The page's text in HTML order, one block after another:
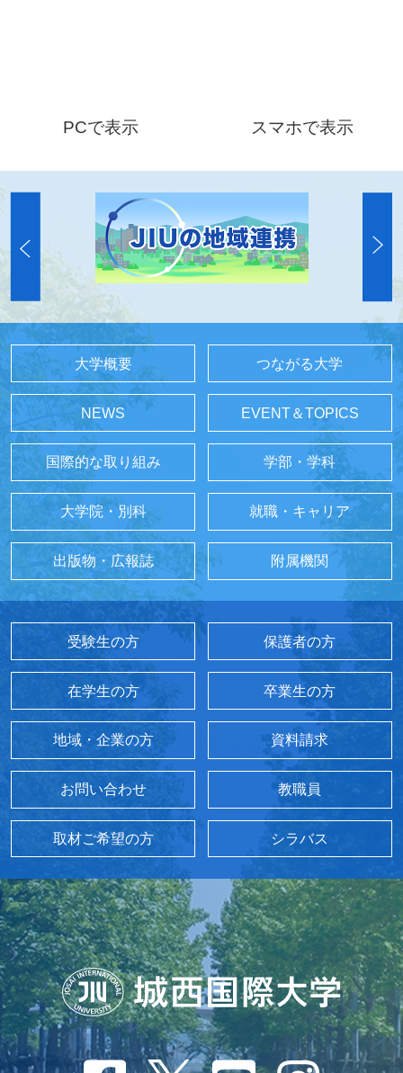
PCで表示 スマホで表示
大学概要 つながる大学
NEWS EVENT＆TOPICS
国際的な取り組み 学部・学科
大学院・別科 就職・キャリア
出版物・広報誌 附属機関
受験生の方 保護者の方
在学生の方 卒業生の方
地域・企業の方 資料請求
お問い合わせ 教職員
取材ご希望の方 シラバス